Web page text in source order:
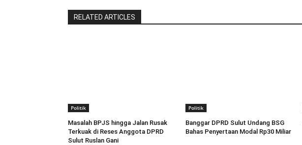
RELATED ARTICLES
Politik
Masalah BPJS hingga Jalan Rusak
Terkuak di Reses Anggota DPRD
Sulut Ruslan Gani
Politik
Banggar DPRD Sulut Undang BSG
Bahas Penyertaan Modal Rp30 Miliar